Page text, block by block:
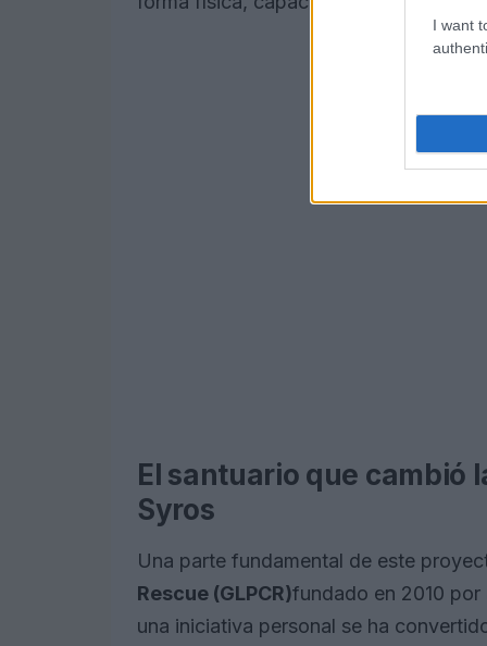
I want
El santuario que cambió
Syros
Una parte fundamental de este
Rescue (GLPCR)fundado en 2010
una iniciativa personal se ha